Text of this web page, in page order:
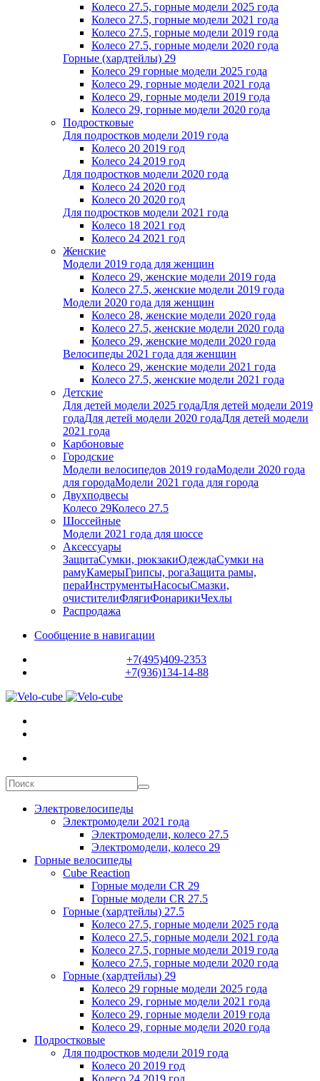
Колесо 27.5, горные модели 2025 года
Колесо 27.5, горные модели 2021 года
Колесо 27.5, горные модели 2019 года
Колесо 27.5, горные модели 2020 года
Горные (хардтейлы) 29
Колесо 29 горные модели 2025 года
Колесо 29, горные модели 2021 года
Колесо 29, горные модели 2019 года
Колесо 29, горные модели 2020 года
Подростковые
Для подростков модели 2019 года
Колесо 20 2019 год
Колесо 24 2019 год
Для подростков модели 2020 года
Колесо 24 2020 год
Колесо 20 2020 год
Для подростков модели 2021 года
Колесо 18 2021 год
Колесо 24 2021 год
Женскиe
Модели 2019 года для женщин
Колесо 29, женские модели 2019 года
Колесо 27.5, женские модели 2019 года
Модели 2020 года для женщин
Колесо 28, женские модели 2020 года
Колесо 27.5, женские модели 2020 года
Колесо 29, женские модели 2020 года
Велосипеды 2021 года для женщин
Колесо 29, женские модели 2021 года
Колесо 27.5, женские модели 2021 года
Детские
Для детей модели 2025 годаДля детей модели 2019
годаДля детей модели 2020 годаДля детей модели
2021 года
Карбоновые
Городские
Модели велосипедов 2019 годаМодели 2020 года
для городаМодели 2021 года для города
Двухподвесы
Колесо 29Колесо 27.5
Шоссейные
Модели 2021 года для шоссе
Аксессуары
ЗащитаСумки, рюкзакиОдеждаСумки на
рамуКамерыГрипсы, рогаЗащита рамы,
пераИнструментыНасосыСмазки,
очистителиФлягиФонарикиЧехлы
Распродажа
Сообщение в навигации
+7(495)409-2353
+7(936)134-14-88
Электровелосипеды
Электромодели 2021 года
Электромодели, колесо 27.5
Электромодели, колесо 29
Горные велосипеды
Cube Reaction
Горные модели CR 29
Горные модели CR 27.5
Горные (хардтейлы) 27.5
Колесо 27.5, горные модели 2025 года
Колесо 27.5, горные модели 2021 года
Колесо 27.5, горные модели 2019 года
Колесо 27.5, горные модели 2020 года
Горные (хардтейлы) 29
Колесо 29 горные модели 2025 года
Колесо 29, горные модели 2021 года
Колесо 29, горные модели 2019 года
Колесо 29, горные модели 2020 года
Подростковые
Для подростков модели 2019 года
Колесо 20 2019 год
Колесо 24 2019 год